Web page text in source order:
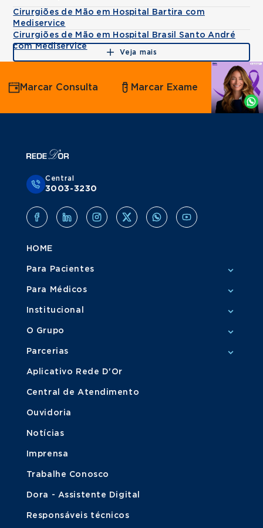
Cirurgiões de Mão em Hospital Bartira com
Mediservice
Cirurgiões de Mão em Hospital Brasil Santo André
com Mediservice
Veja mais
Agende
por
Whatsapp
Marcar Consulta Marcar Exame
Central
3003-3230
HOME
Para Pacientes
Para Médicos
Institucional
O Grupo
Parcerias
Aplicativo Rede D'Or
Central de Atendimento
Ouvidoria
Notícias
Imprensa
Trabalhe Conosco
Dora - Assistente Digital
Responsáveis técnicos